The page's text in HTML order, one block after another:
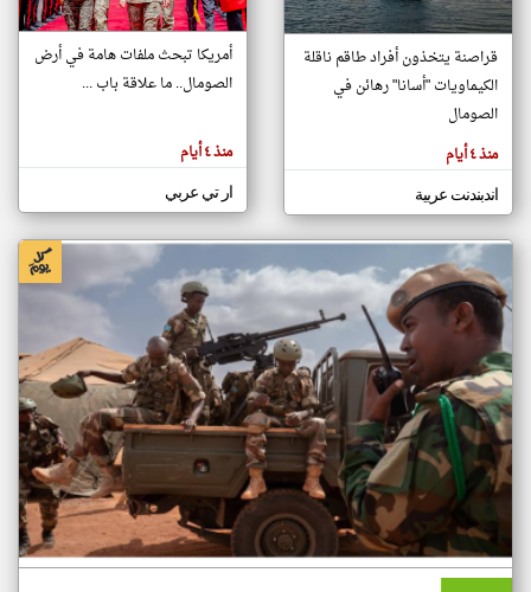
تغيير الدولة
اخبار الصومال على مدار الساعة
أهم اخبار الصومال العاجلة والمباشرة
المقالات
هنا عن
وجهة
كاتبيها.
قراصنة يتخذون أفراد طاقم ناقلة
الكيماويات "أسانا" رهائن في
الصومال
منذ ٤ أيام
اندبندنت عربية
أمريكا تبحث ملفات هامة في أرض
الصومال.. ما علاقة باب ...
منذ ٤ أيام
ار تي عربي
klyoum.com